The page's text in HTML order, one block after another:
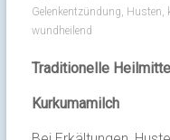
Gelenkentzündung Husten
wundheilend
Traditionelle
Kurkumamilch